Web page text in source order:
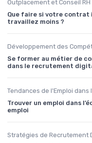
Outplacement et Conseil RH
Que faire si votre contrat
travaillez moins ?
Développement des
Se former au métier de
dans le recrutement
Tendances de l'Emploi dans
Trouver un emploi dans
emploi
Stratégies de Recrutement